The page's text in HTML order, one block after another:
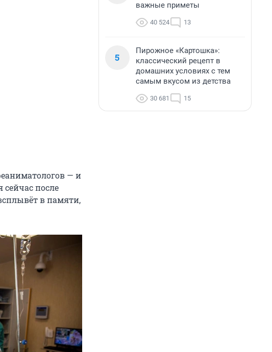
— и
после
в памяти,
важные приметы
40 524 13
5
Пирожное «Картошка»:
классический рецепт в
домашних условиях с тем
самым вкусом из детства
30 681 15